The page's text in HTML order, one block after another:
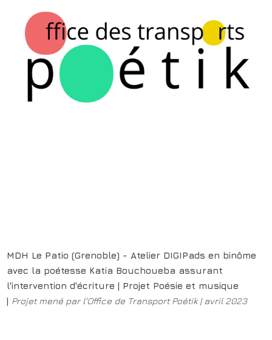
MDH Le Patio (Grenoble) - Atelier DIGIPadsen binôme
avec la poétesse Katia Bouchoueba assurant
l'interventiond'écriture | Projet Poésie et musique
| Projet mené par l'Office de Transport Poétik | avril 2023